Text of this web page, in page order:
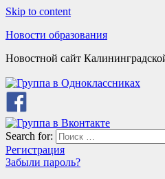
Skip to content
Новости образования
Новостной сайт
Search for:
Регистрация
Забыли пароль?